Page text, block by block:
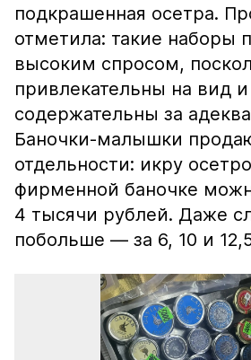
подкрашенная осетра.
отметила: такие наборы
высоким спросом,
привлекательны на вид
содержательны за
Баночки-малышки
отдельности: икру
фирменной баночке
4 тысячи рублей. Даже
побольше — за 6, 10 и